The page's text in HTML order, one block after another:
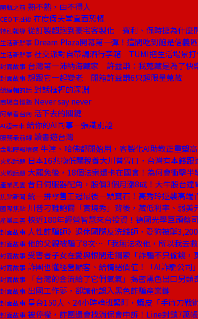
開瓶之前 熟不熟，由不得人
CEO下班後 在度假天堂直面恐懼
特別報導 從訂製超跑到豪宅客製化 賓利、保時捷為什麼
生活新鮮事 Dream Plaza開幕第一彈！這間吃到飽是信義
生活新鮮事 社交派對自帶調酒行李箱 TUMI把生活場景
封面故事 台灣第一沛納海藏家 許益謙：我蒐藏是為了快
封面故事 想跟它一起變老 開箱許益謙6只超限量蒐藏
總編輯的話 對話框裡的深淵
商場自慢塾 Never say never
阿榮看台商 活下去的關鍵
AI超未來 給你的AI同事一張識別證
服務最前線 讀書遊台灣
金融時報精選 牛津、哈佛都開始用，客製化AI助教正重塑
火線話題 日本16兆換低關稅養大川普胃口，台灣有本錢
火線話題 大罷免後，18個法案還卡在國會！為何會衝擊半
產業風雲 昔日伺服器配角，股價3個月漲8成！大牛股台達
焦點新聞 統一拚零售王冠最後一顆寶石！高秀玲逆襲高端
國際焦點 川普刁難鮑爾「實境秀」背後，藏低利率、弱美
產業風雲 挾近180年經營智慧來台投資！德國光學巨頭蔡
封面故事 人性詐騙師》退休國際反洗錢師，愛狗被騙
封面故事 他的父親被騙了8次⋯「我無法救他，所以我去救
封面故事 受害者子女在愛與恨間走鋼索「詐騙不只偷錢，
封面故事 詐團也懂經營顧客、給情緒價值！「AI詐騙公司
封面故事 「台灣的金流給了它們氧氣」揭密黑色出口另類
封面故事 出國工作夢，卻讓他誤入黑色詐騙產業鏈
封面故事 星台150人、24小時輪班緊盯，蝦皮「手術刀戰
封面故事 被停權，詐團還會找消保會申訴！Line封鎖7萬